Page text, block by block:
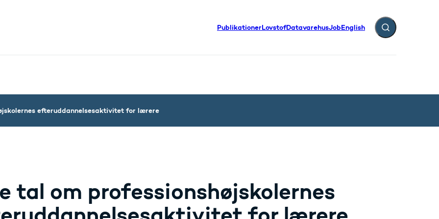
PublikationerLovstofDatavarehusJobEnglish Fold søgefelt ud
links- Flere links
efteruddannelsesaktivitet for lærere
tal om professionshøjskolernes